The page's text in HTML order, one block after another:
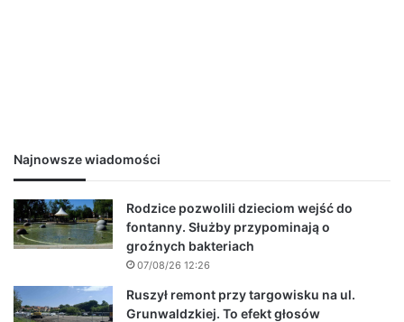
Najnowsze wiadomości
Rodzice pozwolili dzieciom wejść do
fontanny. Służby przypominają o
groźnych bakteriach
07/08/26 12:26
Ruszył remont przy targowisku na ul.
Grunwaldzkiej. To efekt głosów